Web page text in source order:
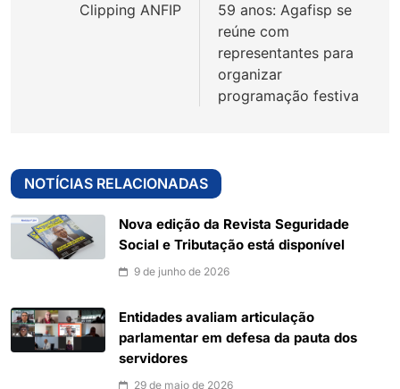
Clipping ANFIP
59 anos: Agafisp se
reúne com
representantes para
organizar
programação festiva
NOTÍCIAS RELACIONADAS
Nova edição da Revista Seguridade
Social e Tributação está disponível
9 de junho de 2026
Entidades avaliam articulação
parlamentar em defesa da pauta dos
servidores
29 de maio de 2026